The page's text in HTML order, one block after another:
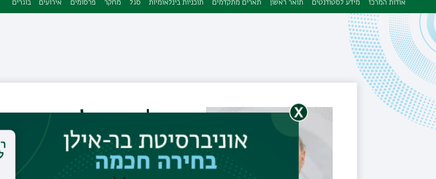
אודות המרכז מידע לסטודנטים תואר ראשון תארים מתקדמים תוכניות בינלאומיות סגל מחקר פרסומים אירועים בוגרים
פרופ' יוסף גליקסון
אמריטוס